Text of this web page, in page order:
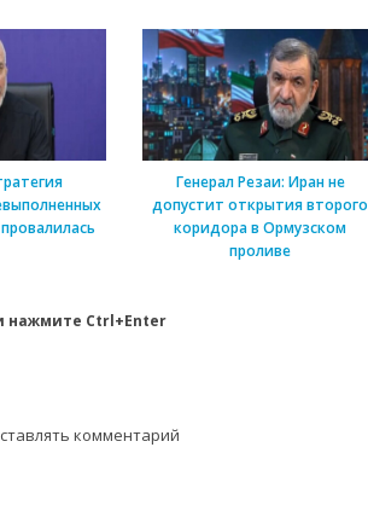
Генерал Резаи: Иран не
допустит открытия второго
коридора в Ормузском
проливе
нажмите Ctrl+Enter
комментарий